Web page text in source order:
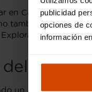
publicidad
opciones de
información
en Cantabria, los
también la
estas
del Audi
un Audi A3